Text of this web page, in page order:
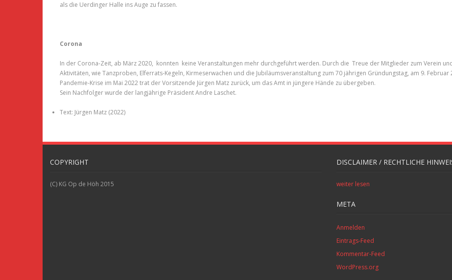
als die Uerdinger Halle ins Auge zu fassen.
Corona
In der Corona-Zeit, ab März 2020, konnten keine Veranstaltungen mehr durchgeführt werden. Durch die Treue der Mitglieder zum Verein
Aktivitäten, wie Tanzproben, Elferrats-Kegeln, Kirmeserwachen und die Jubiläumsveranstaltung zum 70 jährigen Gründungstag, am 9.
Pandemie-Krise im Mai 2022 trat der Vorsitzende Jürgen Matz zurück, um das Amt in jüngere Hände zu übergeben.
Sein Nachfolger wurde der langjährige Präsident Andre Laschet.
Text: Jürgen Matz (2022)
COPYRIGHT
(C) KG Op de Höh 2015
DISCLAIMER / RECHTLICHE
weiter lesen
META
Anmelden
Eintrags-Feed
Kommentar-Feed
WordPress.org